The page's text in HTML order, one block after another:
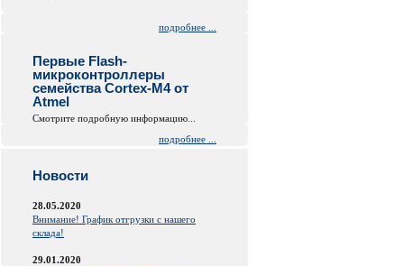
подробнее ...
Первые Flash-
микроконтроллеры
семейства Cortex-M4 от
Atmel
Смотрите подробную информацию...
подробнее ...
Новости
28.05.2020
Внимание! График отгрузки с нашего
склада!
29.01.2020